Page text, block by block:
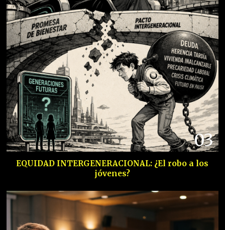
03
EQUIDAD INTERGENERACIONAL: ¿El robo a los
jóvenes?